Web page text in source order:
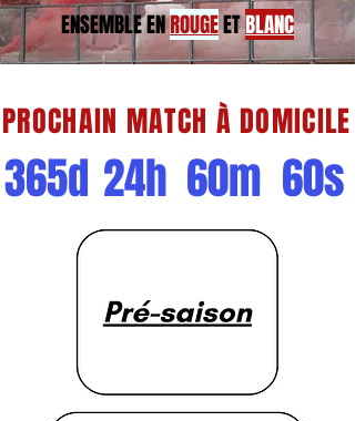
ENSEMBLE ENROUGEETBLANC
PROCHAIN MATCH À DOMICILE
365d 24h 60m 60s